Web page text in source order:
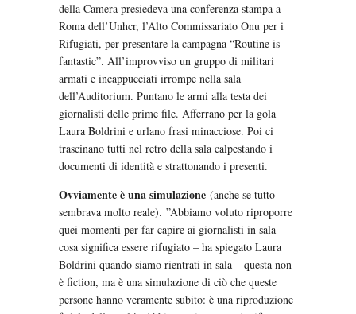
della Camera presiedeva una conferenza stampa a
Roma dell’Unhcr, l’Alto Commissariato Onu per i
Rifugiati, per presentare la campagna “Routine is
fantastic”. All’improvviso un gruppo di militari
armati e incappucciati irrompe nella sala
dell’Auditorium. Puntano le armi alla testa dei
giornalisti delle prime file. Afferrano per la gola
Laura Boldrini e urlano frasi minacciose. Poi ci
trascinano tutti nel retro della sala calpestando i
documenti di identità e strattonando i presenti.
Ovviamente è una simulazione (anche se tutto
sembrava molto reale). ”Abbiamo voluto riproporre
quei momenti per far capire ai giornalisti in sala
cosa significa essere rifugiato – ha spiegato Laura
Boldrini quando siamo rientrati in sala – questa non
è fiction, ma è una simulazione di ciò che queste
persone hanno veramente subito: è una riproduzione